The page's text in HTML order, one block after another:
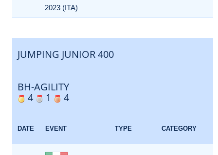
2023 (ITA)
JUMPING JUNIOR 400
BH-AGILITY
4
1 4
DATE EVENT TYPE CATEGORY